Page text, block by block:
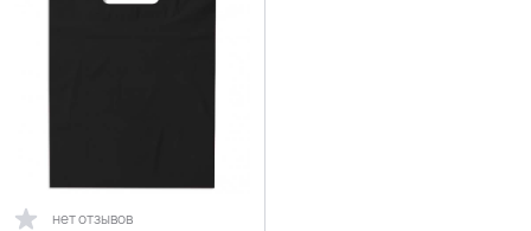
нет отзывов